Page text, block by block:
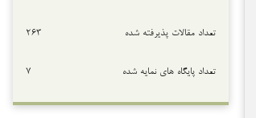
تعداد مقالات پذیرفته شده ۲۶۳
تعداد پایگاه های نمایه شده ۷